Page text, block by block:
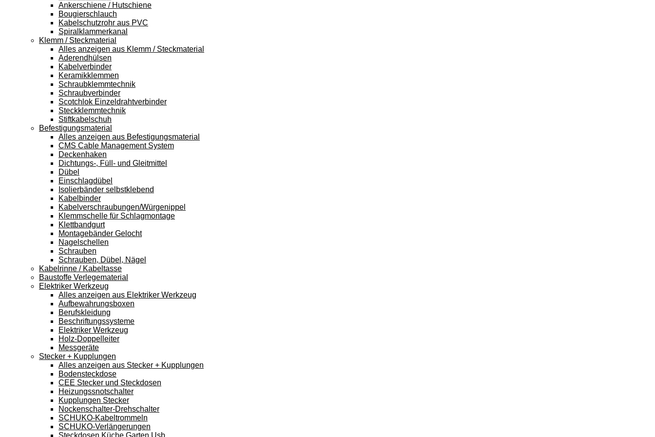
Ankerschiene / Hutschiene
Bougierschlauch
Kabelschutzrohr aus PVC
Spiralklammerkanal
Klemm / Steckmaterial
Alles anzeigen aus Klemm / Steckmaterial
Aderendhülsen
Kabelverbinder
Keramikklemmen
Schraubklemmtechnik
Schraubverbinder
Scotchlok Einzeldrahtverbinder
Steckklemmtechnik
Stiftkabelschuh
Befestigungsmaterial
Alles anzeigen aus Befestigungsmaterial
CMS Cable Management System
Deckenhaken
Dichtungs-, Füll- und Gleitmittel
Dübel
Einschlagdübel
Isolierbänder selbstklebend
Kabelbinder
Kabelverschraubungen/Würgenippel
Klemmschelle für Schlagmontage
Klettbandgurt
Montagebänder Gelocht
Nagelschellen
Schrauben
Schrauben, Dübel, Nägel
Kabelrinne / Kabeltasse
Baustoffe Verlegematerial
Elektriker Werkzeug
Alles anzeigen aus Elektriker Werkzeug
Aufbewahrungsboxen
Berufskleidung
Beschriftungssysteme
Elektriker Werkzeug
Holz-Doppelleiter
Messgeräte
Stecker + Kupplungen
Alles anzeigen aus Stecker + Kupplungen
Bodensteckdose
CEE Stecker und Steckdosen
Heizungssnotschalter
Kupplungen Stecker
Nockenschalter-Drehschalter
SCHUKO-Kabeltrommeln
SCHUKO-Verlängerungen
Steckdosen Küche Garten Usb